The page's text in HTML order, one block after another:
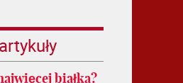
białka?